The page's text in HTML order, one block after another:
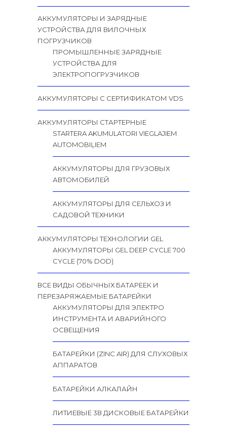
АККУМУЛЯТОРЫ И ЗАРЯДНЫЕ
УСТРОЙСТВА ДЛЯ ВИЛОЧНЫХ
ПОГРУЗЧИКОВ
ПРОМЫШЛЕННЫЕ ЗАРЯДНЫЕ
УСТРОЙСТВА ДЛЯ
ЭЛЕКТРОПОГРУЗЧИКОВ
АККУМУЛЯТОРЫ С СЕРТИФИКАТОМ VDS
АККУМУЛЯТОРЫ СТАРТЕРНЫЕ
STARTERA AKUMULATORI VIEGLAJIEM
AUTOMOBIĻIEM
АККУМУЛЯТОРЫ ДЛЯ ГРУЗОВЫХ
АВТОМОБИЛЕЙ
АККУМУЛЯТОРЫ ДЛЯ СЕЛЬХОЗ И
САДОВОЙ ТЕХНИКИ
АККУМУЛЯТОРЫ ТЕХНОЛОГИИ GEL
АККУМУЛЯТОРЫ GEL DEEP CYCLE 700
CYCLE (70% DOD)
ВСЕ ВИДЫ ОБЫЧНЫХ БАТАРЕЕК И
ПЕРЕЗАРЯЖАЕМЫЕ БАТАРЕЙКИ
АККУМУЛЯТОРЫ ДЛЯ ЭЛЕКТРО
ИНСТРУМЕНТА И АВАРИЙНОГО
ОСВЕЩЕНИЯ
БАТАРЕЙКИ (ZINC AIR) ДЛЯ СЛУХОВЫХ
АППАРАТОВ
БАТАРЕЙКИ АЛКАЛАЙН
ЛИТИЕВЫЕ 3В ДИСКОВЫЕ БАТАРЕЙКИ